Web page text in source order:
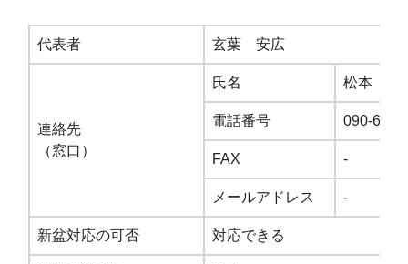
代表者 玄葉 安広
連絡先
（窓口）
氏名 松本 智
電話番号 090-
FAX -
メールアドレス -
新盆対応の可否 対応できる